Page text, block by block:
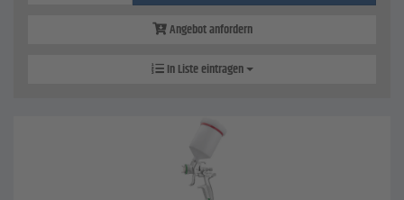
Angebot anfordern
In Liste eintragen